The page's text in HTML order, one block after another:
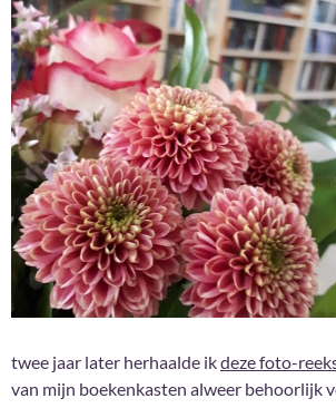
twee jaar later herhaalde ikdeze foto-
van mijn boekenkasten alweer behoorlijk